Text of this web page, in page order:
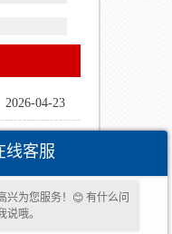
2026-04-23
2025-09-13
线客服
询，期待为您服务!
兴为您服务！😊 有什么问
说哦。